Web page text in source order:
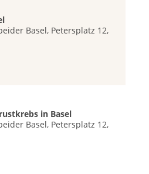
Basel, Petersplatz 12,
in Basel
Basel, Petersplatz 12,